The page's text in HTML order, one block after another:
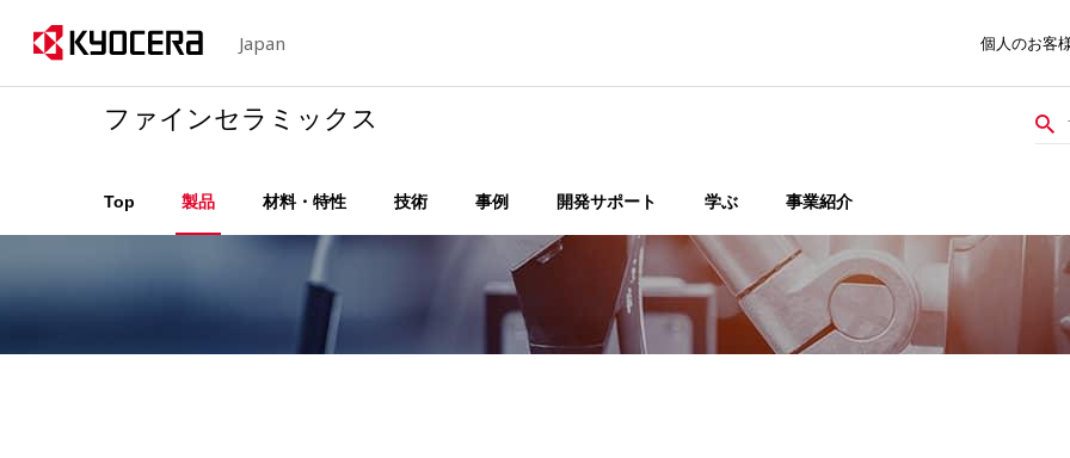
Japan 個人のお客
ファインセラミックス
Top 製品 材料・特性 技術 事例 開発サポート 学ぶ 事業紹介